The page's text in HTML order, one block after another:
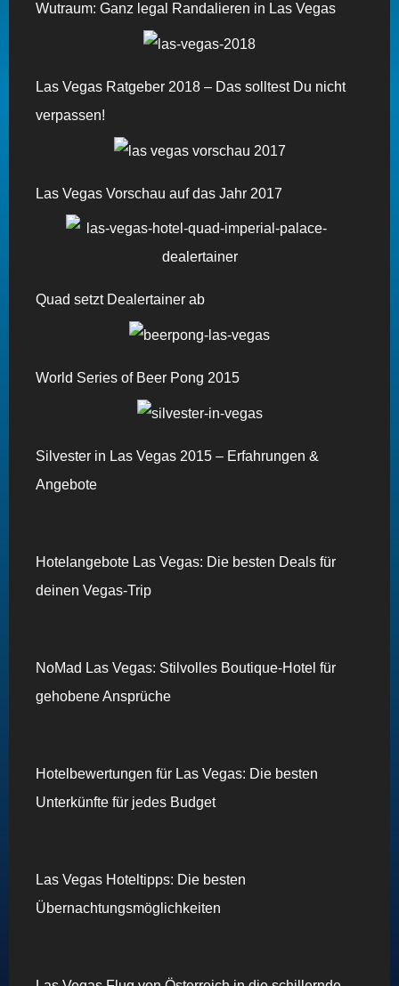
Wutraum: Ganz legal Randalieren in Las Vegas
Las Vegas Ratgeber 2018 – Das solltest Du nicht
verpassen!
Las Vegas Vorschau auf das Jahr 2017
Quad setzt Dealertainer ab
World Series of Beer Pong 2015
Silvester in Las Vegas 2015 – Erfahrungen &
Angebote
Hotelangebote Las Vegas: Die besten Deals für
deinen Vegas-Trip
NoMad Las Vegas: Stilvolles Boutique-Hotel für
gehobene Ansprüche
Hotelbewertungen für Las Vegas: Die besten
Unterkünfte für jedes Budget
Las Vegas Hoteltipps: Die besten
Übernachtungsmöglichkeiten